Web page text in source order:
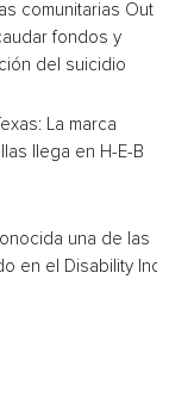
comunitarias Out
fondos y
del suicidio
La marca
llega en H-E-B
una de las
en el Disability